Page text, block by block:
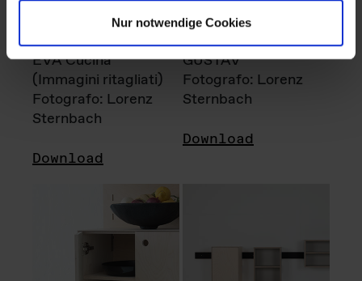
Nur notwendige Cookies
EVA Cucina
(Immagini ritagliati)
Fotografo: Lorenz
Sternbach
Download
GUSTAV
Fotografo: Lorenz
Sternbach
Download